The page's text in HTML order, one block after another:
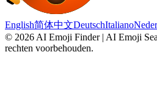
English简体中文DeutschItaliano
© 2026 AI Emoji Finder | AI Emoji
rechten voorbehouden.